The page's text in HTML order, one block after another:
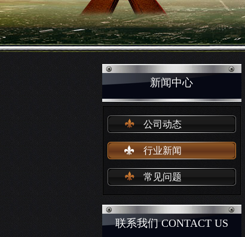
新闻中心
公司动态
行业新闻
常见问题
联系我们 CONTACT US